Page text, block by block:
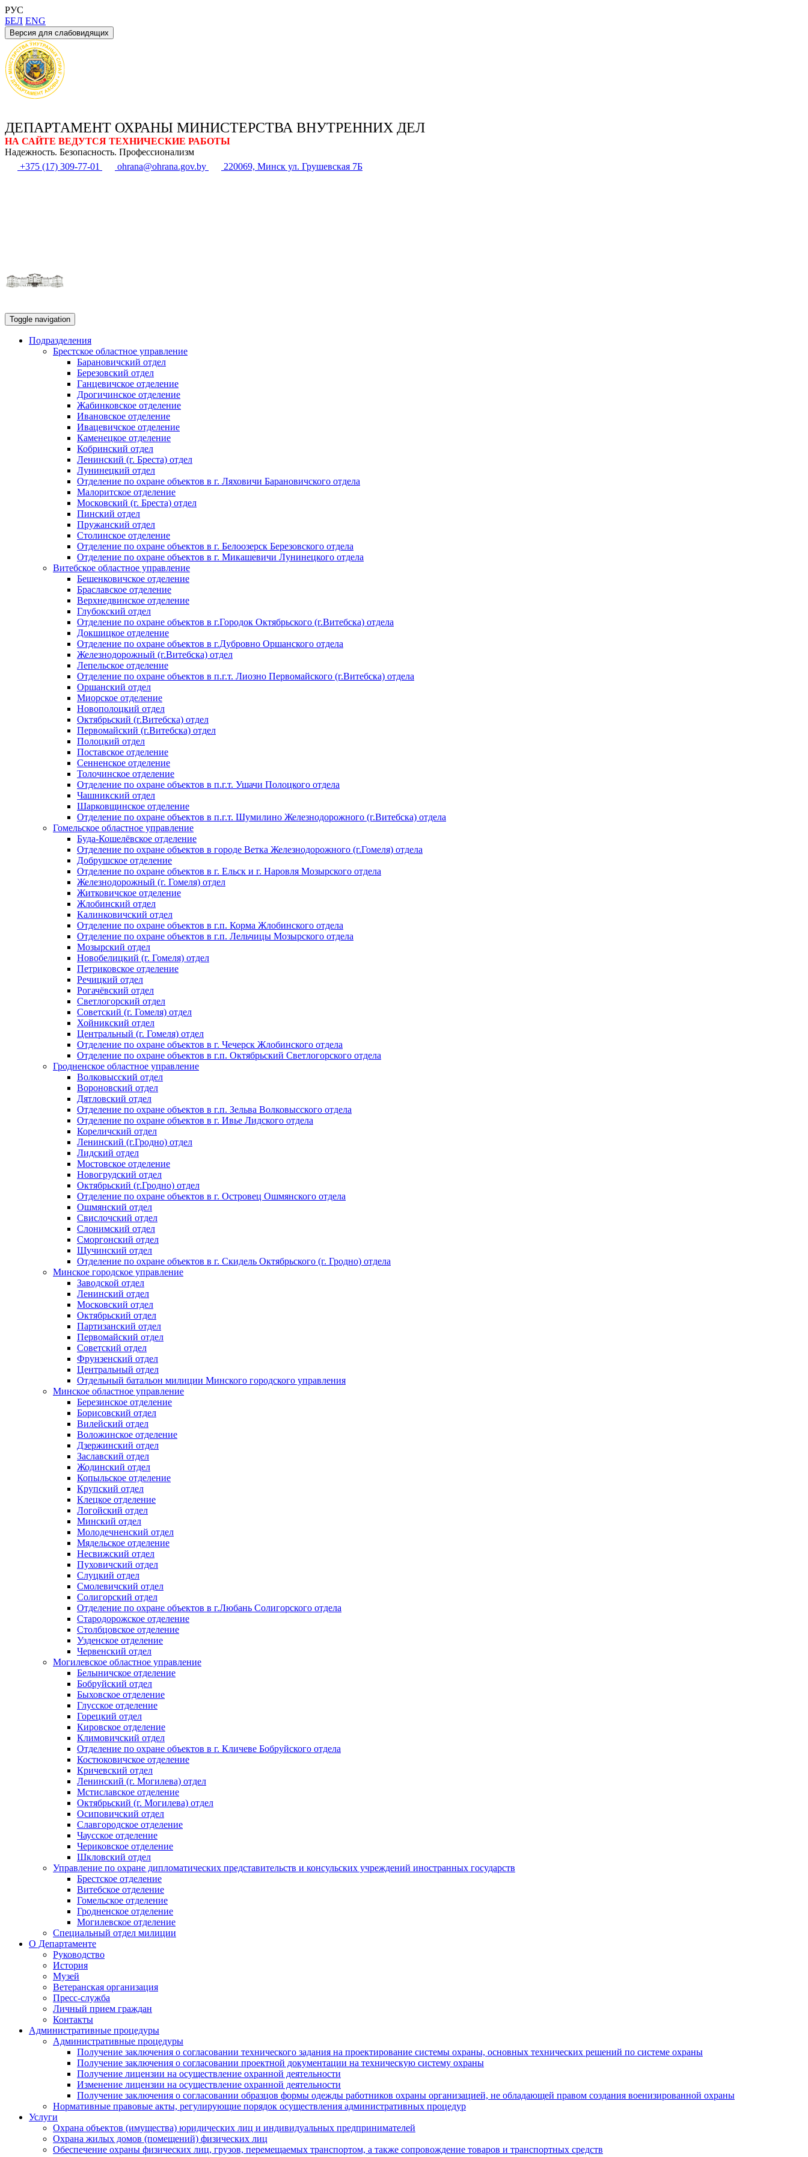
РУС
БЕЛ ENG
Версия для слабовидящих
ДЕПАРТАМЕНТ ОХРАНЫ МИНИСТЕРСТВА ВНУТРЕННИХ ДЕЛ
НА САЙТЕ ВЕДУТСЯ ТЕХНИЧЕСКИЕ РАБОТЫ
Надежность. Безопасность. Профессионализм
+375 (17) 309-77-01
ohrana@ohrana.gov.by 220069, Минск ул. Грушевская 7Б
Toggle navigation
Подразделения
Брестское областное управление
Барановичский отдел
Березовский отдел
Ганцевичское отделение
Дрогичинское отделение
Жабинковское отделение
Ивановское отделение
Ивацевичское отделение
Каменецкое отделение
Кобринский отдел
Ленинский (г. Бреста) отдел
Лунинецкий отдел
Отделение по охране объектов в г. Ляховичи Барановичского отдела
Малоритское отделение
Московский (г. Бреста) отдел
Пинский отдел
Пружанский отдел
Столинское отделение
Отделение по охране объектов в г. Белоозерск Березовского отдела
Отделение по охране объектов в г. Микашевичи Лунинецкого отдела
Витебское областное управление
Бешенковичское отделение
Браславское отделение
Верхнедвинское отделение
Глубокский отдел
Отделение по охране объектов в г.Городок Октябрьского (г.Витебска) отдела
Докшицкое отделение
Отделение по охране объектов в г.Дубровно Оршанского отдела
Железнодорожный (г.Витебска) отдел
Лепельское отделение
Отделение по охране объектов в п.г.т. Лиозно Первомайского (г.Витебска) отдела
Оршанский отдел
Миорское отделение
Новополоцкий отдел
Октябрьский (г.Витебска) отдел
Первомайский (г.Витебска) отдел
Полоцкий отдел
Поставское отделение
Сенненское отделение
Толочинское отделение
Отделение по охране объектов в п.г.т. Ушачи Полоцкого отдела
Чашникский отдел
Шарковщинское отделение
Отделение по охране объектов в п.г.т. Шумилино Железнодорожного (г.Витебска) отдела
Гомельское областное управление
Буда-Кошелёвское отделение
Отделение по охране объектов в городе Ветка Железнодорожного (г.Гомеля) отдела
Добрушское отделение
Отделение по охране объектов в г. Ельск и г. Наровля Мозырского отдела
Железнодорожный (г. Гомеля) отдел
Житковичское отделение
Жлобинский отдел
Калинковичский отдел
Отделение по охране объектов в г.п. Корма Жлобинского отдела
Отделение по охране объектов в г.п. Лельчицы Мозырского отдела
Мозырский отдел
Новобелицкий (г. Гомеля) отдел
Петриковское отделение
Речицкий отдел
Рогачёвский отдел
Светлогорский отдел
Советский (г. Гомеля) отдел
Хойникский отдел
Центральный (г. Гомеля) отдел
Отделение по охране объектов в г. Чечерск Жлобинского отдела
Отделение по охране объектов в г.п. Октябрьский Светлогорского отдела
Гродненское областное управление
Волковысский отдел
Вороновский отдел
Дятловский отдел
Отделение по охране объектов в г.п. Зельва Волковысского отдела
Отделение по охране объектов в г. Ивье Лидского отдела
Кореличский отдел
Ленинский (г.Гродно) отдел
Лидский отдел
Мостовское отделение
Новогрудский отдел
Октябрьский (г.Гродно) отдел
Отделение по охране объектов в г. Островец Ошмянского отдела
Ошмянский отдел
Свислочский отдел
Слонимский отдел
Сморгонский отдел
Щучинский отдел
Отделение по охране объектов в г. Скидель Октябрьского (г. Гродно) отдела
Минское городское управление
Заводской отдел
Ленинский отдел
Московский отдел
Октябрьский отдел
Партизанский отдел
Первомайский отдел
Советский отдел
Фрунзенский отдел
Центральный отдел
Отдельный батальон милиции Минского городского управления
Минское областное управление
Березинское отделение
Борисовский отдел
Вилейский отдел
Воложинское отделение
Дзержинский отдел
Заславский отдел
Жодинский отдел
Копыльское отделение
Крупский отдел
Клецкое отделение
Логойский отдел
Минский отдел
Молодечненский отдел
Мядельское отделение
Несвижский отдел
Пуховичский отдел
Слуцкий отдел
Смолевичский отдел
Солигорский отдел
Отделение по охране объектов в г.Любань Солигорского отдела
Стародорожское отделение
Столбцовское отделение
Узденское отделение
Червенский отдел
Могилевское областное управление
Белыничское отделение
Бобруйский отдел
Быховское отделение
Глусское отделение
Горецкий отдел
Кировское отделение
Климовичский отдел
Отделение по охране объектов в г. Кличеве Бобруйского отдела
Костюковичское отделение
Кричевский отдел
Ленинский (г. Могилева) отдел
Мстиславское отделение
Октябрьский (г. Могилева) отдел
Осиповичский отдел
Славгородское отделение
Чаусское отделение
Чериковское отделение
Шкловский отдел
Управление по охране дипломатических представительств и консульских учреждений иностранных государств
Брестское отделение
Витебское отделение
Гомельское отделение
Гродненское отделение
Могилевское отделение
Специальный отдел милиции
О Департаменте
Руководство
История
Музей
Ветеранская организация
Пресс-служба
Личный прием граждан
Контакты
Административные процедуры
Административные процедуры
Получение заключения о согласовании технического задания на проектирование системы охраны, основных технических решений по системе охраны
Получение заключения о согласовании проектной документации на техническую систему охраны
Получение лицензии на осуществление охранной деятельности
Изменение лицензии на осуществление охранной деятельности
Получение заключения о согласовании образцов формы одежды работников охраны организацией, не обладающей правом создания военизированной охраны
Нормативные правовые акты, регулирующие порядок осуществления административных процедур
Услуги
Охрана объектов (имущества) юридических лиц и индивидуальных предпринимателей
Охрана жилых домов (помещений) физических лиц
Обеспечение охраны физических лиц, грузов, перемещаемых транспортом, а также сопровождение товаров и транспортных средств